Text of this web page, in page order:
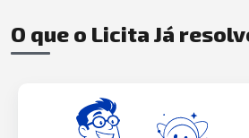
O que o Licita Já